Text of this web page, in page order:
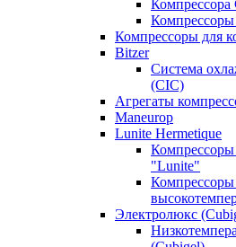
Компрессора
Компрессоры
Компрессоры для
Bitzer
Система
(CIC)
Агрегаты
Maneurop
Lunite Hermetique
Компрессоры
"Lunite"
Компрессоры
Электролюкс